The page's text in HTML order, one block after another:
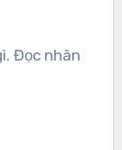
Đọc nhân